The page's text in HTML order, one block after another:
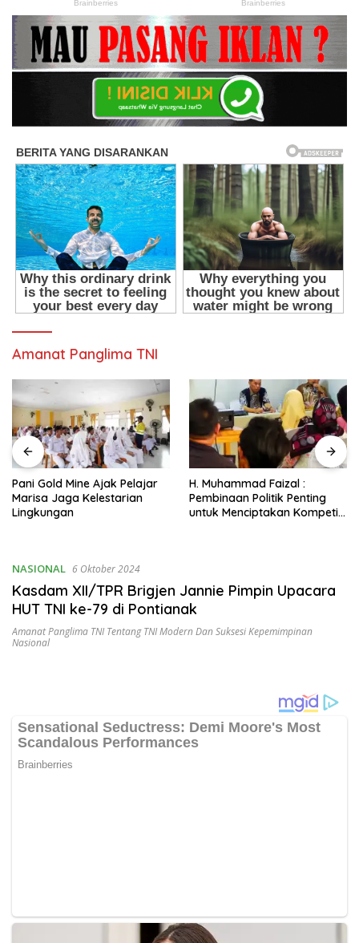
Amanat Panglima TNI
H. Muhammad Faizal :
Pembinaan Politik Penting
untuk Menciptakan Kompetisi
Sekda Pohuwato Buka
Pelatihan Operator Truk Pani
Gold Mine
NASIONAL 6 Oktober 2024
Kasdam XII/TPR Brigjen Jannie Pimpin Upacara
HUT TNI ke-79 di Pontianak
Amanat Panglima TNI Tentang TNI Modern Dan Suksesi Kepemimpinan
Nasional